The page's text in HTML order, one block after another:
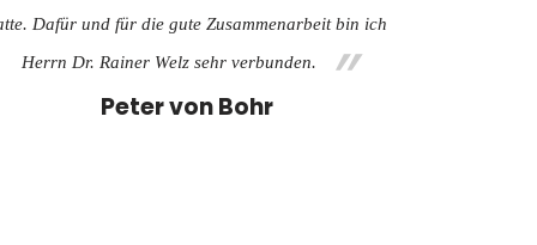
Dafür und für die gute Zusammenarbeit bin ich
Herrn Dr. Rainer Welz sehr verbunden.
Peter von Bohr